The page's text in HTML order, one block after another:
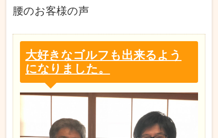
腰のお客様の声
大好きなゴルフも出来るよう
になりました。